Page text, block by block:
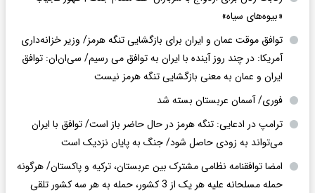
«بیوه‌های سیاه»
توافق موقت عمان و ایران برای بازگشایی تنگه هرمز/ وزیر خزانه‌داری
آمریکا: در چند روز آینده با ایران به توافق می رسیم/ سی‌ان‌ان: توافق
ایران و عمان به معنی بازگشایی تنگه هرمز نیست
فوری/ آسمان عربستان بسته شد
ترامپ در ادعایی: تنگه هرمز در حال حاضر باز است/ توافق با ایران
می‌تواند به‌ زودی حاصل شود/ جنگ به پایان نزدیک است
امضا توافقنامه نظامی مشترک بین عربستان، ترکیه و پاکستان/ هرگونه
حمله مسلحانه علیه هر یک از 3 کشور، حمله به هر سه کشور تلقی